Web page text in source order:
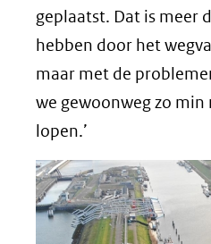
geplaatst. Dat is meer
hebben door het
maar met de
we gewoonweg zo
lopen.’